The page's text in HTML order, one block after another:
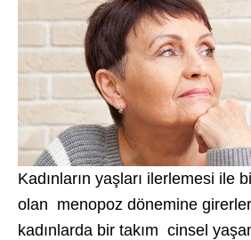
Kadınların yaşları ilerlemesi ile
olan menopoz dönemine
kadınlarda bir takım cinsel